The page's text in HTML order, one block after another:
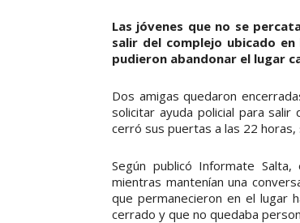
Las jóvenes que no se
salir del complejo ubicado
pudieron abandonar el lugar
Dos amigas quedaron
solicitar ayuda policial para
cerró sus puertas a las 22
Según publicó Informate
mientras mantenían una
que permanecieron en el lugar
cerrado y que no quedaba